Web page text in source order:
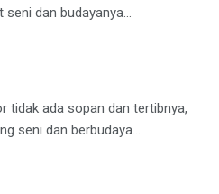
seni dan budayanya…
tidak ada sopan dan tertibnya,
seni dan berbudaya…